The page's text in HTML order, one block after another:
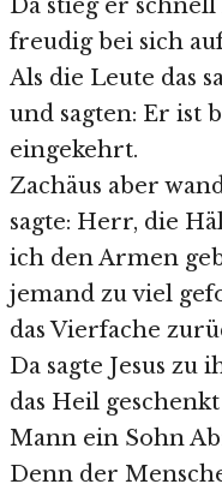
Da stieg er
freudig bei sich
Als die Leute das
und sagten: Er ist
eingekehrt.
Zachäus aber
sagte: Herr, die
ich den Armen
jemand zu viel
das Vierfache
Da sagte Jesus zu
das Heil
Mann ein Sohn
Denn der